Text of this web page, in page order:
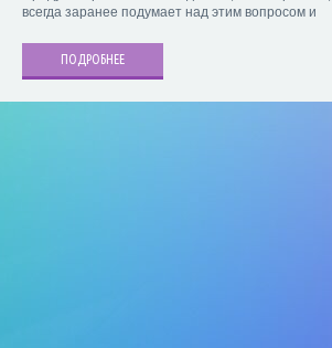
всегда заранее подумает над этим вопросом и
ПОДРОБНЕЕ